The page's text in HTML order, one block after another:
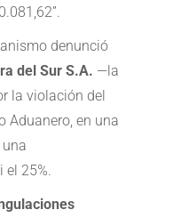
denunció
del Sur S.A. —la
la violación del
Aduanero, en una
el 25%.